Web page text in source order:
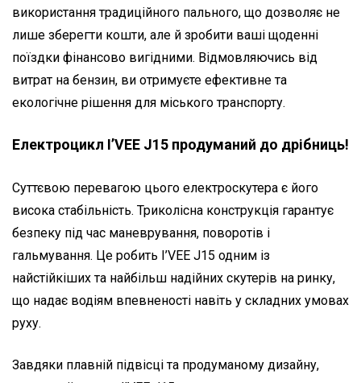
використання традиційного пального, що дозволяє не
лише зберегти кошти, але й зробити ваші щоденні
поїздки фінансово вигідними. Відмовляючись від
витрат на бензин, ви отримуєте ефективне та
екологічне рішення для міського транспорту.
Електроцикл I’VEE J15 продуманий до дрібниць!
Суттєвою перевагою цього електроскутера є його
висока стабільність. Триколісна конструкція гарантує
безпеку під час маневрування, поворотів і
гальмування. Це робить I’VEE J15 одним із
найстійкіших та найбільш надійних скутерів на ринку,
що надає водіям впевненості навіть у складних умовах
руху.
Завдяки плавній підвісці та продуманому дизайну,